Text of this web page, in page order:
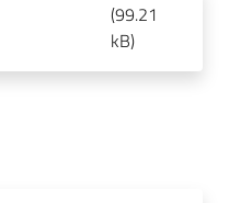
(99.21
kB)